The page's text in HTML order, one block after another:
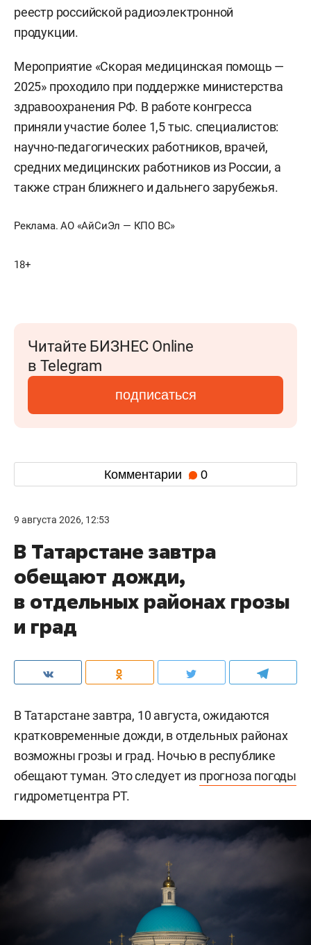
реестр российской радиоэлектронной
продукции.
Мероприятие «Скорая медицинская помощь —
2025» проходило при поддержке министерства
здравоохранения РФ. В работе конгресса
приняли участие более 1,5 тыс. специалистов:
научно-педагогических работников, врачей,
средних медицинских работников из России, а
также стран ближнего и дальнего зарубежья.
Реклама. АО «АйСиЭл — КПО ВС»
18+
Читайте БИЗНЕС Online
в Telegram
подписаться
Комментарии 0
9 августа 2026, 12:53
В Татарстане завтра
обещают дожди,
в отдельных районах грозы
и град
В Татарстане завтра, 10 августа, ожидаются
кратковременные дожди, в отдельных районах
возможны грозы и град. Ночью в республике
обещают туман. Это следует из прогноза погоды
гидрометцентра РТ.